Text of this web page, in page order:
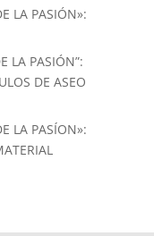
LA PASIÓN»:
LA PASIÓN”:
DE ASEO
LA PASÍON»: